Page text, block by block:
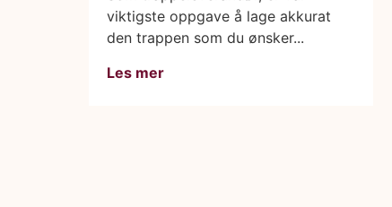
viktigste oppgave å lage akkurat
den trappen som du ønsker...
Les mer